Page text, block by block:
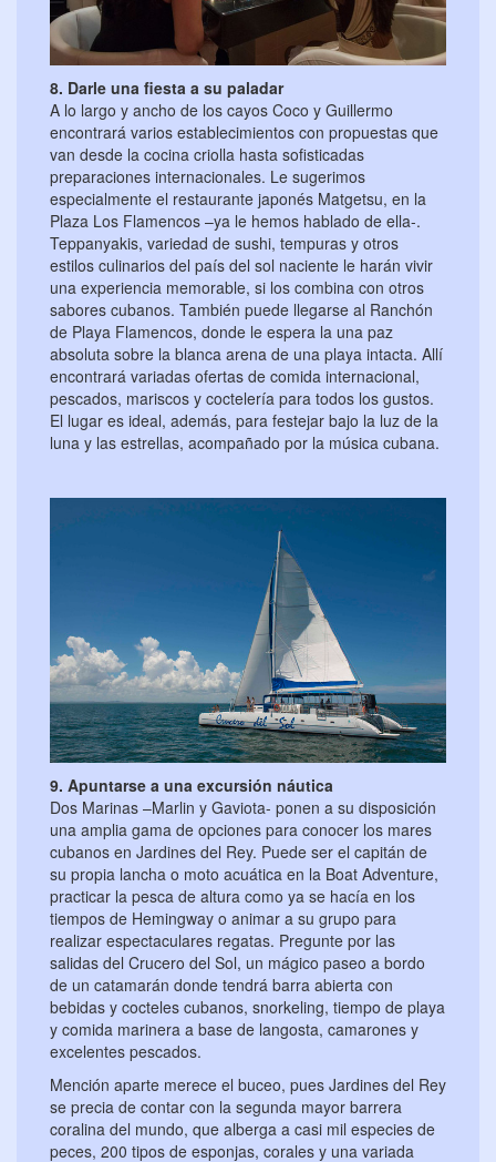
8. Darle una fiesta a su paladar
A lo largo y ancho de los cayos Coco y Guillermo
encontrará varios establecimientos con propuestas que
van desde la cocina criolla hasta sofisticadas
preparaciones internacionales. Le sugerimos
especialmente el restaurante japonés Matgetsu, en la
Plaza Los Flamencos –ya le hemos hablado de ella-.
Teppanyakis, variedad de sushi, tempuras y otros
estilos culinarios del país del sol naciente le harán vivir
una experiencia memorable, si los combina con otros
sabores cubanos. También puede llegarse al Ranchón
de Playa Flamencos, donde le espera la una paz
absoluta sobre la blanca arena de una playa intacta. Allí
encontrará variadas ofertas de comida internacional,
pescados, mariscos y coctelería para todos los gustos.
El lugar es ideal, además, para festejar bajo la luz de la
luna y las estrellas, acompañado por la música cubana.
9. Apuntarse a una excursión náutica
Dos Marinas –Marlin y Gaviota- ponen a su disposición
una amplia gama de opciones para conocer los mares
cubanos en Jardines del Rey. Puede ser el capitán de
su propia lancha o moto acuática en la Boat Adventure,
practicar la pesca de altura como ya se hacía en los
tiempos de Hemingway o animar a su grupo para
realizar espectaculares regatas. Pregunte por las
salidas del Crucero del Sol, un mágico paseo a bordo
de un catamarán donde tendrá barra abierta con
bebidas y cocteles cubanos, snorkeling, tiempo de playa
y comida marinera a base de langosta, camarones y
excelentes pescados.
Mención aparte merece el buceo, pues Jardines del Rey
se precia de contar con la segunda mayor barrera
coralina del mundo, que alberga a casi mil especies de
peces, 200 tipos de esponjas, corales y una variada